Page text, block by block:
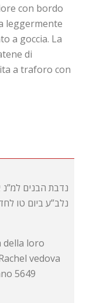
con bordo
leggermente
a goccia. La
di
a traforo con
נדבת הבנים
נלב”ע ביום טו
della loro
vedova
5649